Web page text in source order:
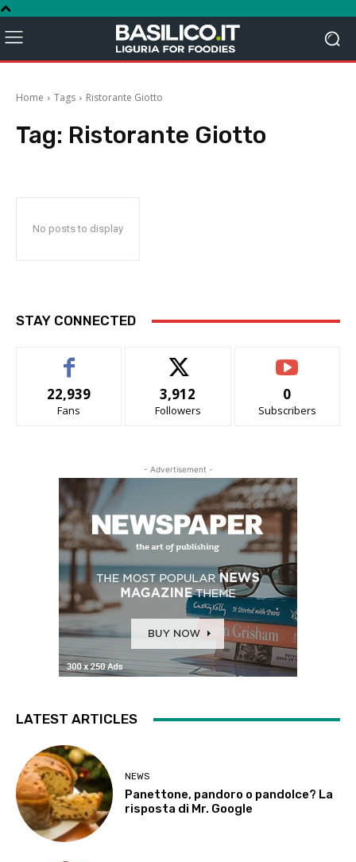
Home Tags Ristorante Giotto
Tag: Ristorante Giotto
No posts to display
STAY CONNECTED
22,939
Fans
3,912
Followers
0
Subscribers
- Advertisement -
LATEST ARTICLES
NEWS
Panettone, pandoro o pandolce? La
risposta di Mr. Google